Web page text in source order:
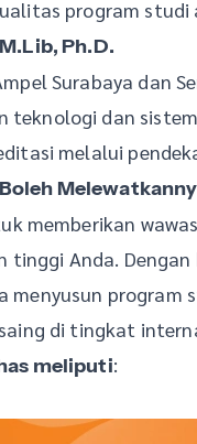
program
Ph.D.
Surabaya dan
teknologi dan
melalui
memberikan
tinggi Anda.
menyusun
di tingkat
meliputi: